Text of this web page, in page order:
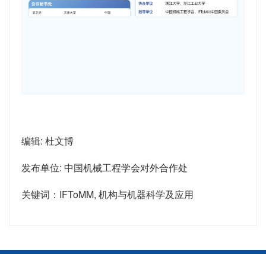
编辑: 杜文博
发布单位: 中国机械工程学会对外合作处
关键词：IFToMM, 机构与机器科学及应用